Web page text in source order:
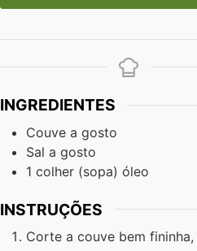
INGREDIENTES
Couve a gosto
Sal a gosto
1 colher (sopa) óleo
INSTRUÇÕES
Corte a couve bem